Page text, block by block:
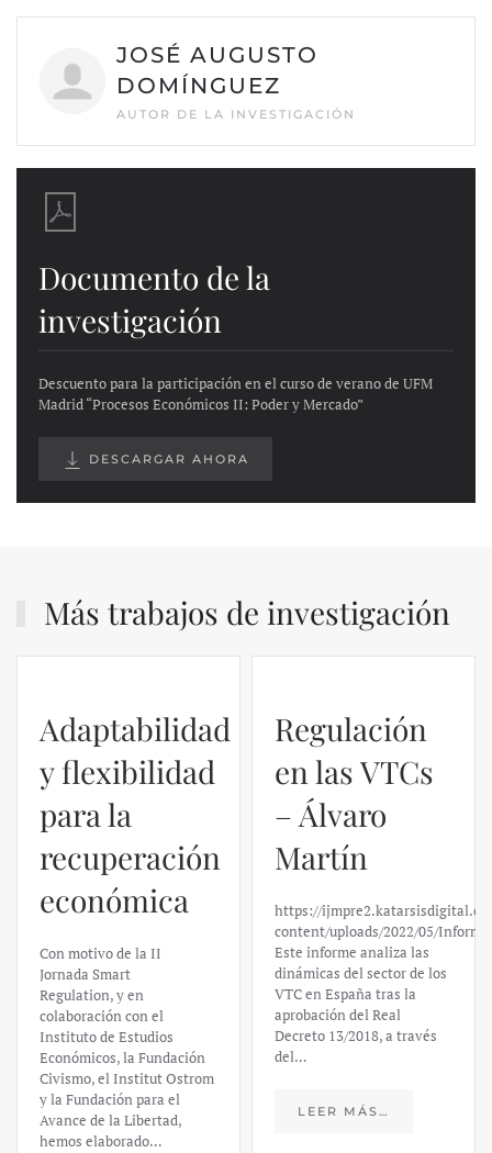
JOSÉ AUGUSTO
DOMÍNGUEZ
AUTOR DE LA INVESTIGACIÓN
Documento de la
investigación
Descuento para la participación en el curso de verano de UFM
Madrid “Procesos Económicos II: Poder y Mercado”
DESCARGAR AHORA
Más trabajos de investigación
Adaptabilidad
y flexibilidad
para la
recuperación
económica
Con motivo de la II
Jornada Smart
Regulation, y en
colaboración con el
Instituto de Estudios
Económicos, la Fundación
Civismo, el Institut Ostrom
y la Fundación para el
Avance de la Libertad,
hemos elaborado…
Regulación
en las VTCs
– Álvaro
Martín
https://
content/uploads/2022/05/
Este informe analiza las
dinámicas del sector de los
VTC en España tras la
aprobación del Real
Decreto 13/2018, a través
del…
LEER MÁS…